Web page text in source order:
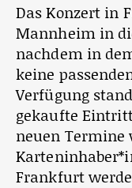
Das Konzert in
Mannheim in
nachdem in
keine
Verfügung
gekaufte
neuen
Frankfurt